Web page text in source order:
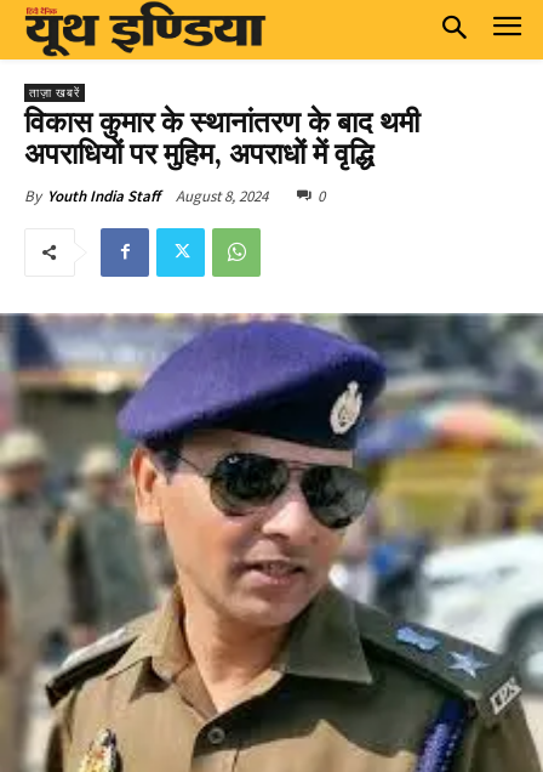
ताज़ा खबरें
विकास कुमार के स्थानांतरण के बाद थमी
अपराधियों पर मुहिम, अपराधों में वृद्धि
By Youth India Staff August 8, 2024 0